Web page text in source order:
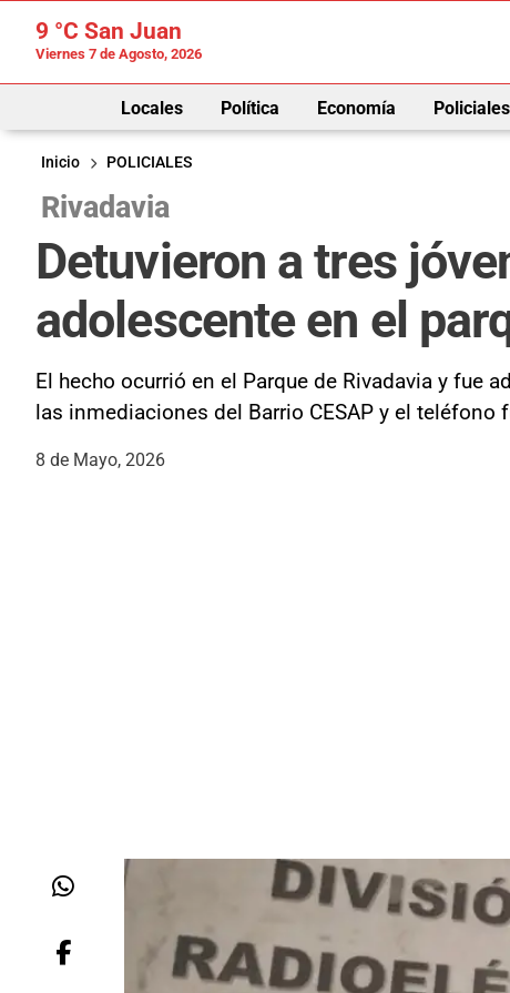
9 °C San Juan
Viernes 7 de Agosto, 2026
Locales Política Economía Policiales
Inicio
POLICIALES
Rivadavia
Detuvieron a tres
adolescente en el
El hecho ocurrió en el Parque de Rivadavia y fue
las inmediaciones del Barrio CESAP y el teléfono
8 de Mayo, 2026